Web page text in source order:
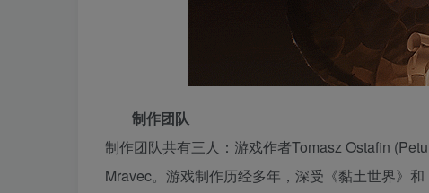
制作团队
制作团队共有三人：游戏作者Tomasz Ostafin
Mravec。游戏制作历经多年，深受《黏土世界》